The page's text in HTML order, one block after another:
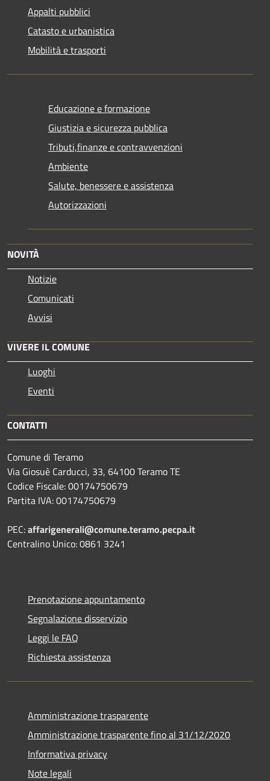
Appalti pubblici
Catasto e urbanistica
Mobilità e trasporti
Educazione e formazione
Giustizia e sicurezza pubblica
Tributi,finanze e contravvenzioni
Ambiente
Salute, benessere e assistenza
Autorizzazioni
NOVITÀ
Notizie
Comunicati
Avvisi
VIVERE IL COMUNE
Luoghi
Eventi
CONTATTI
Comune di Teramo
Via Giosuè Carducci, 33, 64100 Teramo TE
Codice Fiscale: 00174750679
Partita IVA: 00174750679
PEC:affarigenerali@comune.teramo.pecpa.it
Centralino Unico: 0861 3241
Prenotazione appuntamento
Segnalazione disservizio
Leggi le FAQ
Richiesta assistenza
Amministrazione trasparente
Amministrazione trasparente fino al 31/12/2020
Informativa privacy
Note legali